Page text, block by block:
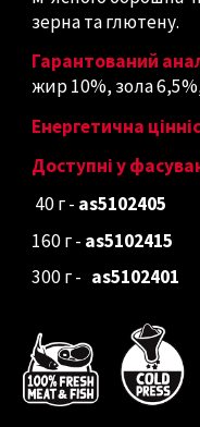
зерна та глютену.
Гарантований
жир 10%, зола
Енергетична
Доступні у
40 г- as5102405
160 г - as5102415
300 г - as5102401